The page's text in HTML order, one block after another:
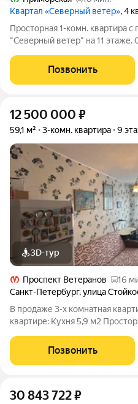
Квартал «Северный ветер», 4
Просторная 1-комн. квартира
"Северный ветер" на 11 этаже.
«Северный ветер» легла идея
кластеров активный городской,
Позвонить
12 500 000 ₽
59,1 м² 3-комн. квартира 9
3D-тур
Проспект Ветеранов
16
Санкт-Петербург,улица
В продаже 3-х комнатная
квартире: Кухня 5,9 м2
Дом теплый Хорошие соседи,
благоустроена Во дворе
Позвонить
30 843 722₽